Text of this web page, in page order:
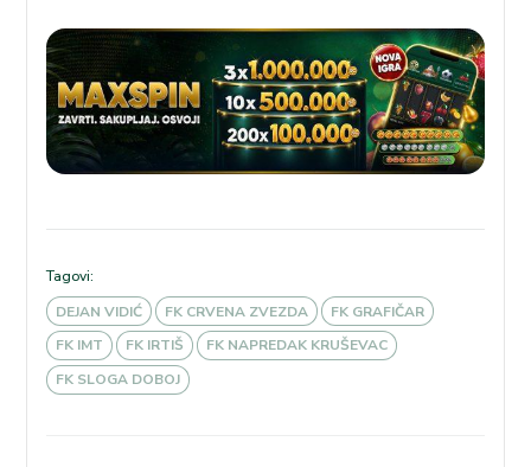
Tagovi:
DEJAN VIDIĆ
FK CRVENA ZVEZDA
FK GRAFIČAR
FK IMT
FK IRTIŠ
FK NAPREDAK KRUŠEVAC
FK SLOGA DOBOJ